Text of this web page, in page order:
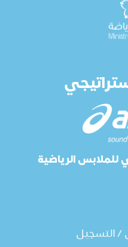
للملابس الرياضية
/ التسجيل